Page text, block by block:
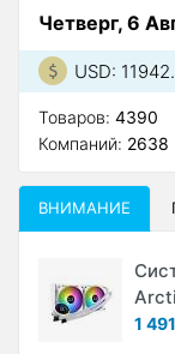
Четверг, 6
USD:
Товаров: 4390
Компаний: 2638
ВНИМАНИЕ
1